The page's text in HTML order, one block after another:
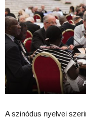
A szinódus nyelvei